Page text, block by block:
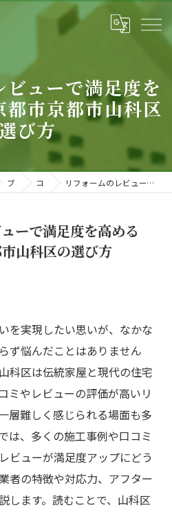
ビューで満足度を
市京都市山科区
び方
ブログ コラム リフォームのレビューで満足度を高める京都府京都市京都市山科区の選び方
ーで満足度を高める
山科区の選び方
を実現したい思いが、なかな
ず悩んだことはありません
科区は伝統家屋と現代の住宅
ミやレビューの評価が高いリ
層難しく感じられる場面も多
は、多くの施工事例や口コミ
ビューが満足度アップにどう
者の特徴や対応力、アフター
します。読むことで、山科区